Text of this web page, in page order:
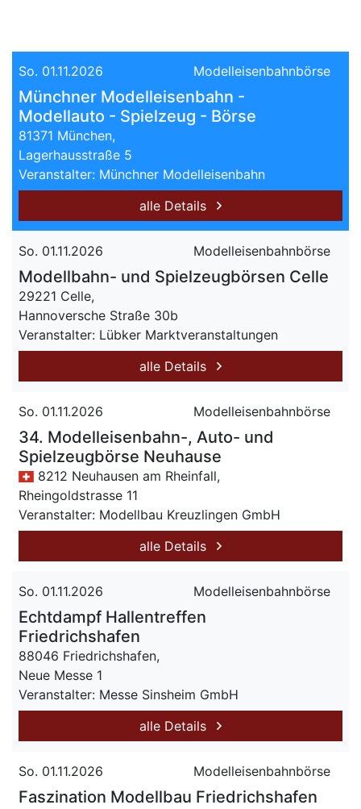
So. 01.11.2026 Modelleisenbahnbörse
Münchner Modelleisenbahn -
Modellauto - Spielzeug - Börse
81371 München,
Lagerhausstraße 5
Veranstalter: Münchner Modelleisenbahn
alle Details
So. 01.11.2026 Modelleisenbahnbörse
Modellbahn- und Spielzeugbörsen Celle
29221 Celle,
Hannoversche Straße 30b
Veranstalter: Lübker Marktveranstaltungen
alle Details
So. 01.11.2026 Modelleisenbahnbörse
34. Modelleisenbahn-, Auto- und
Spielzeugbörse Neuhause
8212 Neuhausen am Rheinfall,
Rheingoldstrasse 11
Veranstalter: Modellbau Kreuzlingen GmbH
alle Details
So. 01.11.2026 Modelleisenbahnbörse
Echtdampf Hallentreffen
Friedrichshafen
88046 Friedrichshafen,
Neue Messe 1
Veranstalter: Messe Sinsheim GmbH
alle Details
So. 01.11.2026 Modelleisenbahnbörse
Faszination Modellbau Friedrichshafen